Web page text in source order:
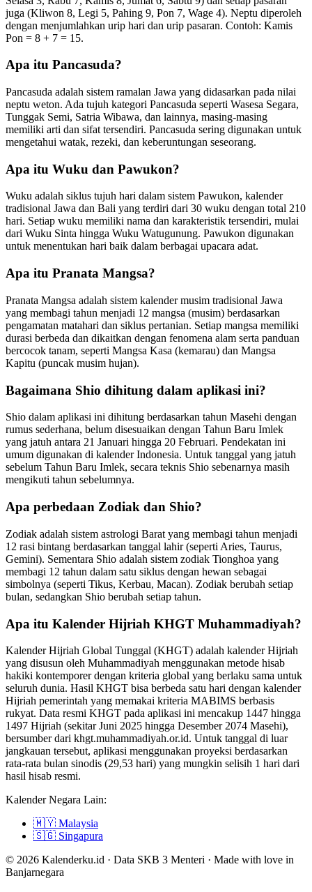
juga (Kliwon 8, Legi 5, Pahing 9, Pon 7, Wage 4). Neptu diperoleh
dengan menjumlahkan urip hari dan urip pasaran. Contoh: Kamis
Pon = 8 + 7 = 15.
Apa itu Pancasuda?
Pancasuda adalah sistem ramalan Jawa yang didasarkan pada nilai
neptu weton. Ada tujuh kategori Pancasuda seperti Wasesa Segara,
Tunggak Semi, Satria Wibawa, dan lainnya, masing-masing
memiliki arti dan sifat tersendiri. Pancasuda sering digunakan untuk
mengetahui watak, rezeki, dan keberuntungan seseorang.
Apa itu Wuku dan Pawukon?
Wuku adalah siklus tujuh hari dalam sistem Pawukon, kalender
tradisional Jawa dan Bali yang terdiri dari 30 wuku dengan total 210
hari. Setiap wuku memiliki nama dan karakteristik tersendiri, mulai
dari Wuku Sinta hingga Wuku Watugunung. Pawukon digunakan
untuk menentukan hari baik dalam berbagai upacara adat.
Apa itu Pranata Mangsa?
Pranata Mangsa adalah sistem kalender musim tradisional Jawa
yang membagi tahun menjadi 12 mangsa (musim) berdasarkan
pengamatan matahari dan siklus pertanian. Setiap mangsa memiliki
durasi berbeda dan dikaitkan dengan fenomena alam serta panduan
bercocok tanam, seperti Mangsa Kasa (kemarau) dan Mangsa
Kapitu (puncak musim hujan).
Bagaimana Shio dihitung dalam aplikasi ini?
Shio dalam aplikasi ini dihitung berdasarkan tahun Masehi dengan
rumus sederhana, belum disesuaikan dengan Tahun Baru Imlek
yang jatuh antara 21 Januari hingga 20 Februari. Pendekatan ini
umum digunakan di kalender Indonesia. Untuk tanggal yang jatuh
sebelum Tahun Baru Imlek, secara teknis Shio sebenarnya masih
mengikuti tahun sebelumnya.
Apa perbedaan Zodiak dan Shio?
Zodiak adalah sistem astrologi Barat yang membagi tahun menjadi
12 rasi bintang berdasarkan tanggal lahir (seperti Aries, Taurus,
Gemini). Sementara Shio adalah sistem zodiak Tionghoa yang
membagi 12 tahun dalam satu siklus dengan hewan sebagai
simbolnya (seperti Tikus, Kerbau, Macan). Zodiak berubah setiap
bulan, sedangkan Shio berubah setiap tahun.
Apa itu Kalender Hijriah KHGT Muhammadiyah?
Kalender Hijriah Global Tunggal (KHGT) adalah kalender Hijriah
yang disusun oleh Muhammadiyah menggunakan metode hisab
hakiki kontemporer dengan kriteria global yang berlaku sama untuk
seluruh dunia. Hasil KHGT bisa berbeda satu hari dengan kalender
Hijriah pemerintah yang memakai kriteria MABIMS berbasis
rukyat. Data resmi KHGT pada aplikasi ini mencakup 1447 hingga
1497 Hijriah (sekitar Juni 2025 hingga Desember 2074 Masehi),
bersumber dari khgt.muhammadiyah.or.id. Untuk tanggal di luar
jangkauan tersebut, aplikasi menggunakan proyeksi berdasarkan
rata-rata bulan sinodis (29,53 hari) yang mungkin selisih 1 hari dari
hasil hisab resmi.
Kalender Negara Lain:
🇲🇾 Malaysia
🇸🇬 Singapura
© 2026 Kalenderku.id · Data SKB 3 Menteri · Made with love in
Banjarnegara